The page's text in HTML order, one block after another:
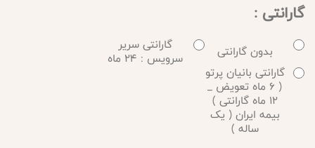
گارانتی :
بدون گارانتی گارانتی سریر
سرویس : 24 ماه
گارانتی بانیان پرتو
( 6 ماه تعویض _
12 ماه گارانتی )
بیمه ایران ( یک
ساله )